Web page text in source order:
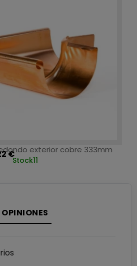
exterior cobre 333mm
€
Stock11
OPINIONES